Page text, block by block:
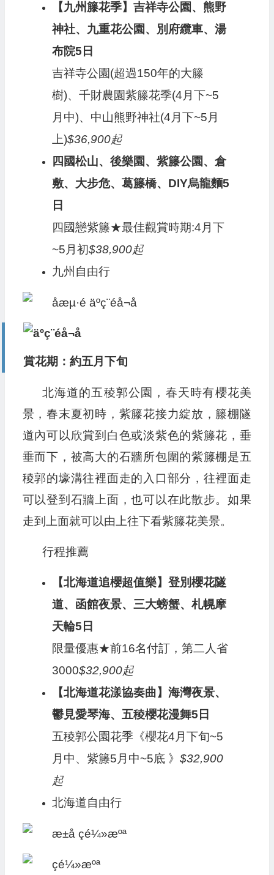
【九州籐花季】吉祥寺公園、熊野
神社、九重花公園、別府纜車、湯
布院5日
吉祥寺公園(超過150年的大籐
樹)、千財農園紫籐花季(4月下~5
月中)、中山熊野神社(4月下~5月
上)$36,900起
四國松山、後樂園、紫籐公園、倉
敷、大步危、葛籐橋、DIY烏龍麵5
日
四國戀紫籐★最佳觀賞時期:4月下
~5月初$38,900起
九州自由行
賞花期：約五月下旬
北海道的五稜郭公園，春天時有櫻花美
景，春末夏初時，紫籐花接力綻放，籐棚隧
道內可以欣賞到白色或淡紫色的紫籐花，垂
垂而下，被高大的石牆所包圍的紫籐棚是五
稜郭的壕溝往裡面走的入口部分，往裡面走
可以登到石牆上面，也可以在此散步。如果
走到上面就可以由上往下看紫籐花美景。
行程推薦
【北海道追櫻超值樂】登別櫻花隧
道、函館夜景、三大螃蟹、札幌摩
天輪5日
限量優惠★前16名付訂，第二人省
3000$32,900起
【北海道花漾協奏曲】海灣夜景、
鬱見愛琴海、五稜櫻花漫舞5日
五稜郭公園花季《櫻花4月下旬~5
月中、紫籐5月中~5底 》 $32,900
起
北海道自由行